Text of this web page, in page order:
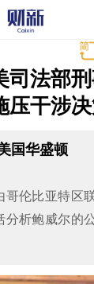
司法部
压干涉
国华盛顿
哥伦比亚特区
析鲍威尔的